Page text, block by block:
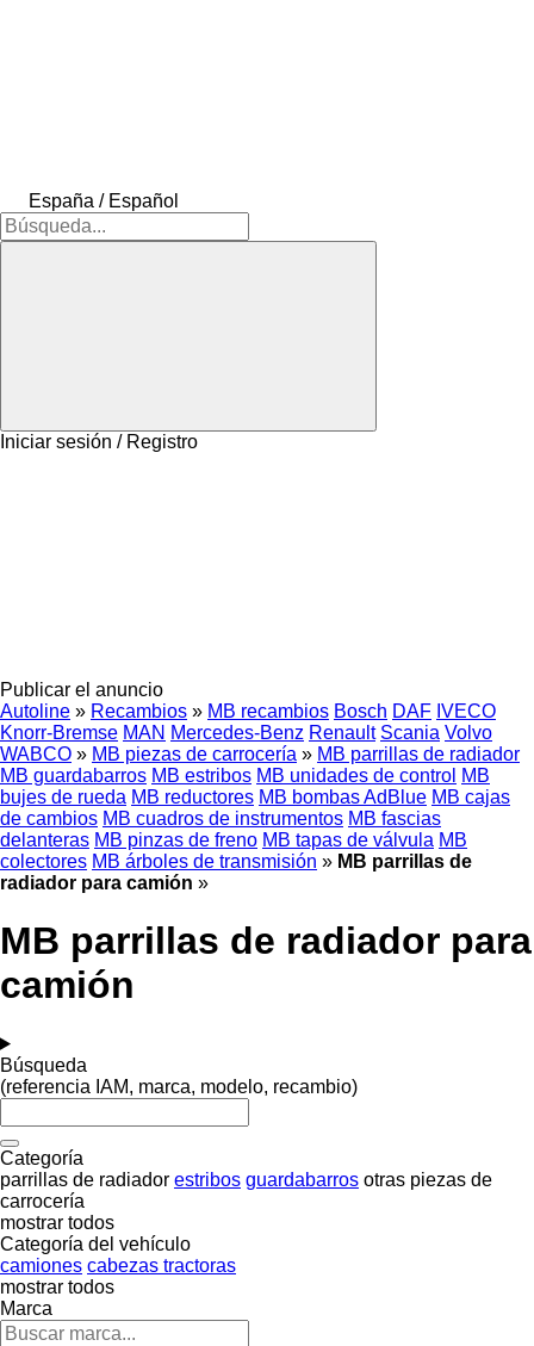
España / Español
Iniciar sesión / Registro
Publicar el anuncio
Autoline » Recambios » MB recambios Bosch DAF IVECO
Knorr-Bremse MAN Mercedes-Benz Renault Scania Volvo
WABCO » MB piezas de carrocería » MB parrillas de radiador
MB guardabarros MB estribos MB unidades de control MB
bujes de rueda MB reductores MB bombas AdBlue MB cajas
de cambios MB cuadros de instrumentos MB fascias
delanteras MB pinzas de freno MB tapas de válvula MB
colectores MB árboles de transmisión » MB parrillas de
radiador para camión »
MB parrillas de radiador para
camión
Búsqueda
(referencia IAM, marca, modelo, recambio)
Categoría
parrillas de radiador estribos guardabarros otras piezas de
carrocería
mostrar todos
Categoría del vehículo
camiones cabezas tractoras
mostrar todos
Marca